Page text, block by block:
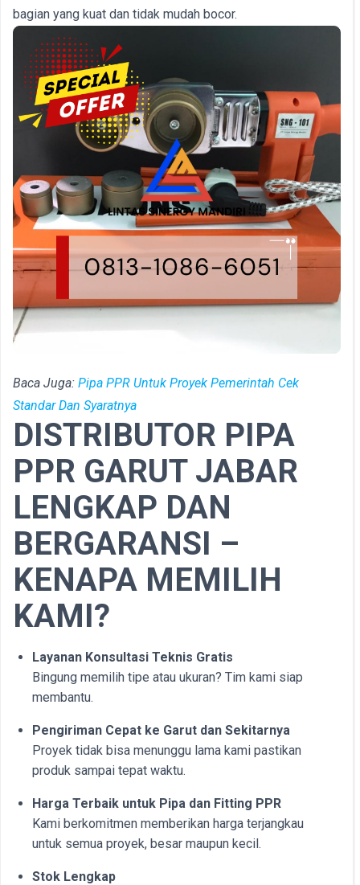
bagian yang kuat dan tidak mudah bocor.
Baca Juga: Pipa PPR Untuk Proyek Pemerintah Cek
Standar Dan Syaratnya
DISTRIBUTOR PIPA
PPR GARUT JABAR
LENGKAP DAN
BERGARANSI –
KENAPA MEMILIH
KAMI?
Layanan Konsultasi Teknis Gratis
Bingung memilih tipe atau ukuran? Tim kami siap
membantu.
Pengiriman Cepat ke Garut dan Sekitarnya
Proyek tidak bisa menunggu lama kami pastikan
produk sampai tepat waktu.
Harga Terbaik untuk Pipa dan Fitting PPR
Kami berkomitmen memberikan harga terjangkau
untuk semua proyek, besar maupun kecil.
Stok Lengkap